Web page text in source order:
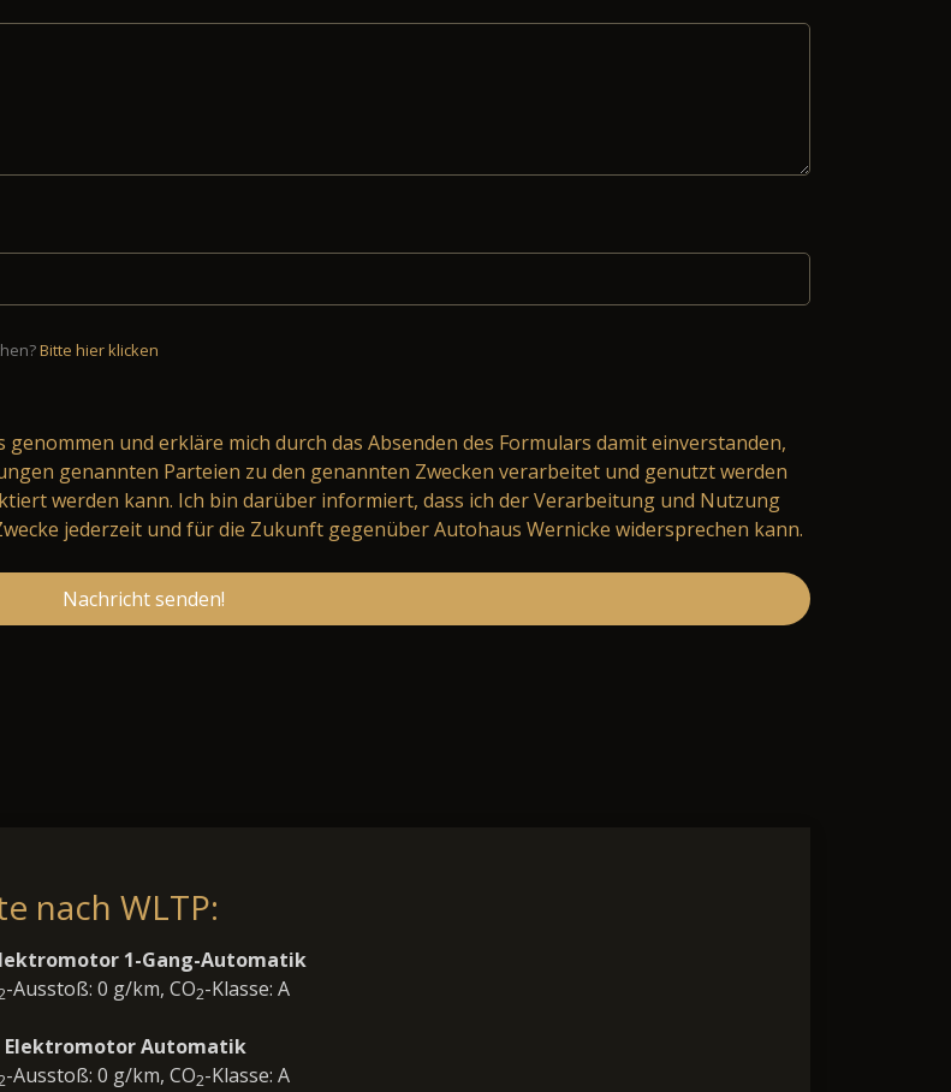
Bitte hier klicken
genommen und erkläre mich durch das Absenden des Formulars damit einverstanden,
genannten Parteien zu den genannten Zwecken verarbeitet und genutzt werden
werden kann. Ich bin darüber informiert, dass ich der Verarbeitung und Nutzung
jederzeit und für die Zukunft gegenüber Autohaus Wernicke widersprechen kann.
Nachricht senden!
nach WLTP:
1-Gang-Automatik
-Ausstoß: 0 g/km, CO2-Klasse: A
Elektromotor Automatik
-Ausstoß: 0 g/km, CO2-Klasse: A